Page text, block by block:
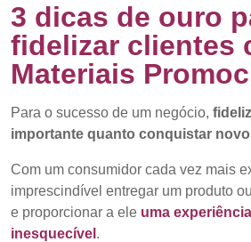
3 dicas de ouro
fidelizar clientes
Materiais
Para o sucesso de um negócio,
importante quanto conquistar
Com um consumidor cada vez mais
imprescindível entregar um produto
e proporcionar a ele uma
inesquecível .